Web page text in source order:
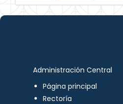
Administración Central
Página principal
Rectoría